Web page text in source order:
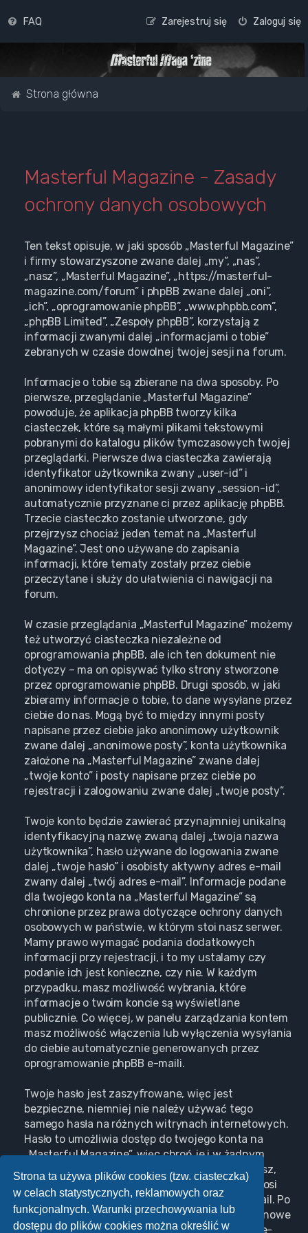
Strona ta używa plików cookies (tzw. ciasteczka)
w celach statystycznych, reklamowych oraz
funkcjonalnych. Warunki przechowywania lub
dostępu do plików cookies można określić w
FAQ Zaloguj się
Zarejestruj się
Strona główna
Masterful Magazine - Zasady
ochrony danych osobowych
Ten tekst opisuje, w jaki sposób „Masterful Magazine”
i firmy stowarzyszone zwane dalej „my”, „nas”,
„nasz”, „Masterful Magazine”, „https://masterful-
magazine.com/forum” i phpBB zwane dalej „oni”,
„ich”, „oprogramowanie phpBB”, „www.phpbb.com”,
„phpBB Limited”, „Zespoły phpBB”, korzystają z
informacji zwanymi dalej „informacjami o tobie”
zebranych w czasie dowolnej twojej sesji na forum.
Informacje o tobie są zbierane na dwa sposoby. Po
pierwsze, przeglądanie „Masterful Magazine”
powoduje, że aplikacja phpBB tworzy kilka
ciasteczek, które są małymi plikami tekstowymi
pobranymi do katalogu plików tymczasowych twojej
przeglądarki. Pierwsze dwa ciasteczka zawierają
identyfikator użytkownika zwany „user-id” i
anonimowy identyfikator sesji zwany „session-id”,
automatycznie przyznane ci przez aplikację phpBB.
Trzecie ciasteczko zostanie utworzone, gdy
przejrzysz chociaż jeden temat na „Masterful
Magazine”. Jest ono używane do zapisania
informacji, które tematy zostały przez ciebie
przeczytane i służy do ułatwienia ci nawigacji na
forum.
W czasie przeglądania „Masterful Magazine” możemy
też utworzyć ciasteczka niezależne od
oprogramowania phpBB, ale ich ten dokument nie
dotyczy – ma on opisywać tylko strony stworzone
przez oprogramowanie phpBB. Drugi sposób, w jaki
zbieramy informacje o tobie, to dane wysyłane przez
ciebie do nas. Mogą być to między innymi posty
napisane przez ciebie jako anonimowy użytkownik
zwane dalej „anonimowe posty”, konta użytkownika
założone na „Masterful Magazine” zwane dalej
„twoje konto” i posty napisane przez ciebie po
rejestracji i zalogowaniu zwane dalej „twoje posty”.
Twoje konto będzie zawierać przynajmniej unikalną
identyfikacyjną nazwę zwaną dalej „twoja nazwa
użytkownika”, hasło używane do logowania zwane
dalej „twoje hasło” i osobisty aktywny adres e-mail
zwany dalej „twój adres e-mail”. Informacje podane
dla twojego konta na „Masterful Magazine” są
chronione przez prawa dotyczące ochrony danych
osobowych w państwie, w którym stoi nasz serwer.
Mamy prawo wymagać podania dodatkowych
informacji przy rejestracji, i to my ustalamy czy
podanie ich jest konieczne, czy nie. W każdym
przypadku, masz możliwość wybrania, które
informacje o twoim koncie są wyświetlane
publicznie. Co więcej, w panelu zarządzania kontem
masz możliwość włączenia lub wyłączenia wysyłania
do ciebie automatycznie generowanych przez
oprogramowanie phpBB e-maili.
Twoje hasło jest zaszyfrowane, więc jest
bezpieczne, niemniej nie należy używać tego
samego hasła na różnych witrynach internetowych.
Hasło to umożliwia dostęp do twojego konta na
„Masterful Magazine”, więc chroń je i w żadnym
wypadku nie podawaj
nikomu . Jeśli je zapomnisz,
użyj funkcji „Nie pamiętam hasła”. Witryna poprosi
cię o podanie nazwy użytkownika i adresu e-mail. Po
podaniu tych danych zostanie wygenerowane nowe
hasło i przesłane na podany przez ciebie adres e-